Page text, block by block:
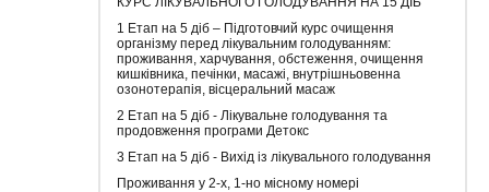
1 Етап на 5 діб – Підготовчий курс очищення
організму перед лікувальним голодуванням:
проживання, харчування, обстеження, очищення
кишківника, печінки, масажі, внутрішньовенна
озонотерапія, вісцеральний масаж
2 Етап на 5 діб - Лікувальне голодування та
продовження програми Детокс
3 Етап на 5 діб - Вихід із лікувального голодування
Проживання у 2-х, 1-но місному номері